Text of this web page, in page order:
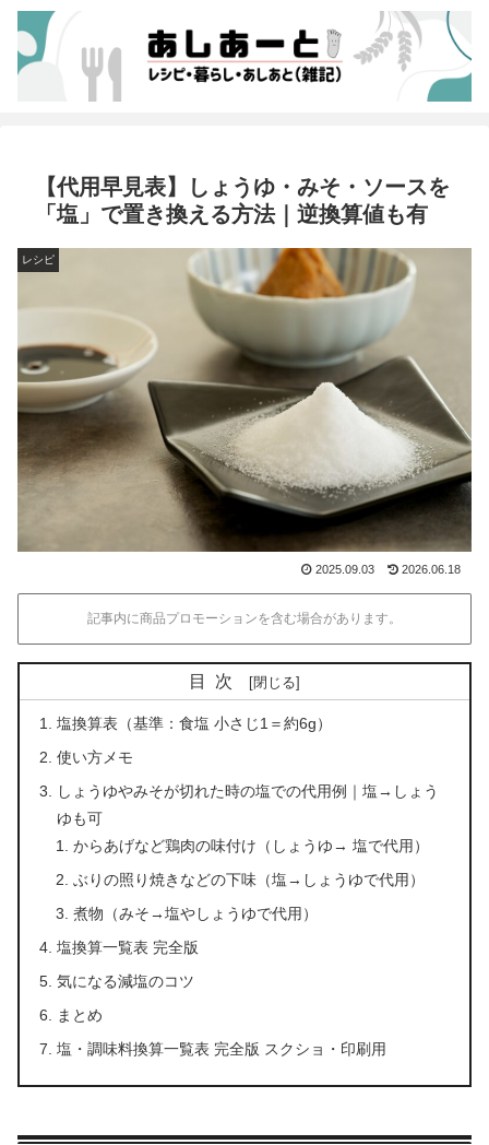
【代用早見表】しょうゆ・みそ・ソースを
「塩」で置き換える方法｜逆換算値も有
レシピ
2025.09.03 2026.06.18
記事内に商品プロモーションを含む場合があります。
目次
塩換算表（基準：食塩 小さじ1＝約6g）
使い方メモ
しょうゆやみそが切れた時の塩での代用例｜塩→しょう
ゆも可
からあげなど鶏肉の味付け（しょうゆ→ 塩で代用）
ぶりの照り焼きなどの下味（塩→しょうゆで代用）
煮物（みそ→塩やしょうゆで代用）
塩換算一覧表 完全版
気になる減塩のコツ
まとめ
塩・調味料換算一覧表 完全版 スクショ・印刷用